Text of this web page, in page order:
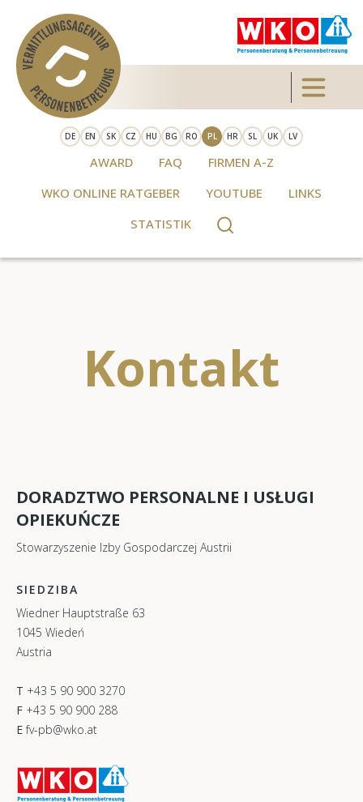
Skip to main content Toggle
DE EN SK CZ HU BG RO PL HR SL UK LV
AWARD FAQ
FIRMEN A-Z
WKO ONLINE RATGEBER
YOUTUBE
LINKS
STATISTIK
Kontakt
DORADZTWO PERSONALNE I USŁUGI
OPIEKUŃCZE
Stowarzyszenie Izby Gospodarczej Austrii
SIEDZIBA
Wiedner Hauptstraße 63
1045 Wiedeń
Austria
T +43 5 90 900 3270
F +43 5 90 900 288
Efv-pb@wko.at